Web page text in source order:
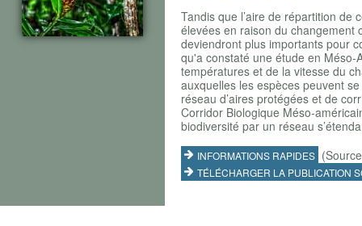
Tandis que l’aire de répartition de
élevées en raison du changement
deviendront plus importants pour
qu'a constaté une étude en
températures et de la vitesse du
auxquelles les espèces peuvent
réseau d’aires protégées et de
Corridor Biologique Méso-
biodiversité par un réseau
INFORMATIONS RAPIDES
TÉLÉCHARGER LA PUBLICATION